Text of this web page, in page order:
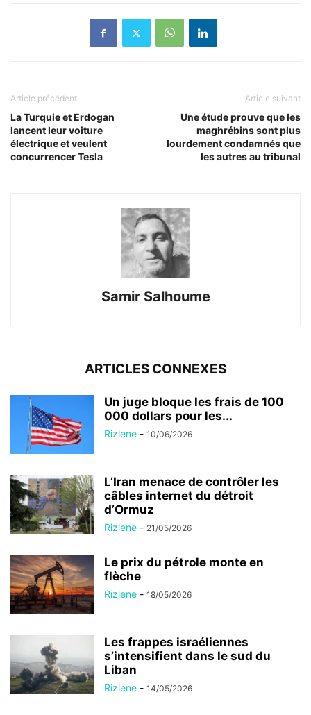
Article précédent
La Turquie et Erdogan
lancent leur voiture
électrique et veulent
concurrencer Tesla
Article suivant
Une étude prouve que les
maghrébins sont plus
lourdement condamnés que
les autres au tribunal
Samir Salhoume
ARTICLES CONNEXES
Un juge bloque les frais de 100
000 dollars pour les...
Rizlene - 10/06/2026
L’Iran menace de contrôler les
câbles internet du détroit
d’Ormuz
Rizlene - 21/05/2026
Le prix du pétrole monte en
flèche
Rizlene - 18/05/2026
Les frappes israéliennes
s’intensifient dans le sud du
Liban
Rizlene - 14/05/2026